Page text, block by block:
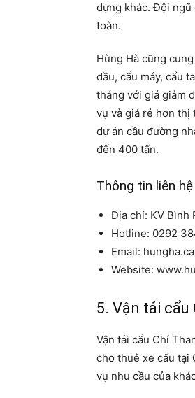
dựng khác. Đội ngũ
toàn.
Hùng Hà cũng
dầu, cẩu máy, cẩu
tháng với giá giảm
vụ và giá rẻ hơn thị
dự án cầu đường
đến 400 tấn.
Thông tin liên hệ
Địa chỉ: KV Bình
Hotline: 0292
Email:
Website:
5. Vận tải cẩu
Vận tải cẩu Chí
cho thuê xe cẩu tại
vụ nhu cầu của